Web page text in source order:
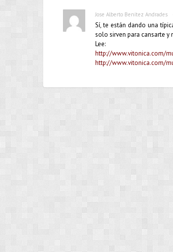
Jose Alberto Benítez Andrades
Sí, te están dando una
solo sirven para cansarte y
Lee:
http://www.vitonica.com/
http://www.vitonica.com/